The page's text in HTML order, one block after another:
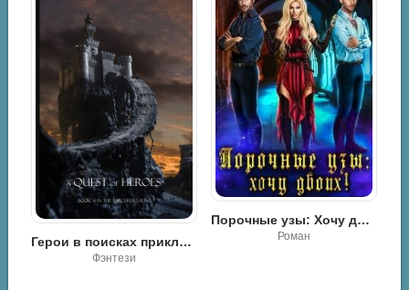
Герои в поисках приключений - Морган Райс
Фэнтези
Порочные узы: Хочу двоих! - Иванна Флокс
Роман